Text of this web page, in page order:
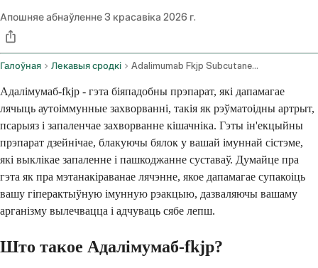
Апошняе абнаўленне3 красавіка 2026 г.
Галоўная Лекавыя сродкі Adalimumab Fkjp Subcutaneous Route
Адалімумаб-fkjp - гэта біяпадобны прэпарат, які дапамагае
лячыць аутоіммунные захворванні, такія як рэўматоідны артрыт,
псарыяз і запаленчае захворванне кішачніка. Гэты ін'екцыйны
прэпарат дзейнічае, блакуючы бялок у вашай імуннай сістэме,
які выклікае запаленне і пашкоджанне суставаў. Думайце пра
гэта як пра мэтанакіраванае лячэнне, якое дапамагае супакоіць
вашу гіперактыўную імунную рэакцыю, дазваляючы вашаму
арганізму вылечвацца і адчуваць сябе лепш.
Што такое Адалімумаб-fkjp?